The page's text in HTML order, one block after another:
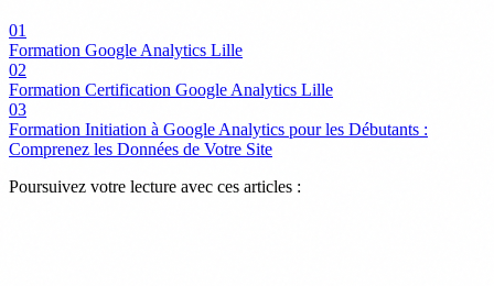
01
Formation Google Analytics Lille
02
Formation Certification Google Analytics Lille
03
Formation Initiation à Google Analytics pour les Débutants :
Comprenez les Données de Votre Site
Poursuivez votre lecture avec ces articles :